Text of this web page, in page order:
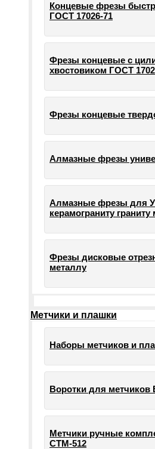
Концевые фрезы
ГОСТ 17026-71
Фрезы концевые с
хвостовиком ГОСТ
Фрезы концевые
Алмазные фрезы
Алмазные фрезы для
керамограниту
Фрезы дисковые
металлу
Метчики и плашки
Наборы метчиков и
Воротки для метчиков
Метчики ручные
СТМ-512